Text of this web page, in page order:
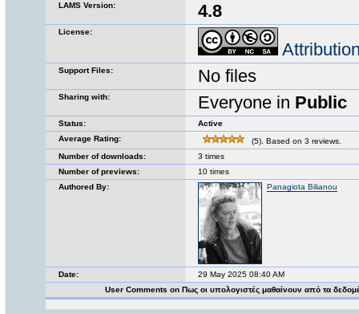
LAMS Version: 4.8
License:
Support Files: No files
Sharing with: Everyone in Public
Status:
Active
Average Rating:
(5). Based on 3 reviews.
Number of downloads:
3 times
Number of previews:
10 times
Authored By:
Panagiota Bilianou
Date:
29 May 2025 08:40 AM
User Comments on Πως οι υπολογιστές μαθαίνουν από τα